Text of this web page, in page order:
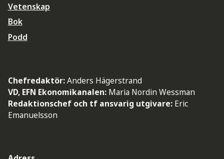
Vetenskap
Bok
Podd
Chefredaktör:Anders Hägerstrand
VD, EFN Ekonomikanalen: Maria Nordin Wessman
Redaktionschef och tf ansvarig utgivare: Eric
Emanuelsson